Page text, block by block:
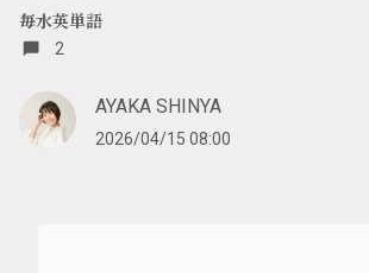
毎水英単語
2
AYAKA SHINYA
2026/04/15 08:00